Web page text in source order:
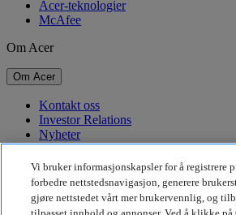
Acer-teknologier
McAfee
Om Acer
Om Acer
Kontakt oss
Investor Relations
Nyheter
Priser
Arrangementer
Bærekraft
Vi bruker informasjonskapsler for å registrere
forbedre nettstedsnavigasjon, generere
gjøre nettstedet vårt mer brukervennlig, og